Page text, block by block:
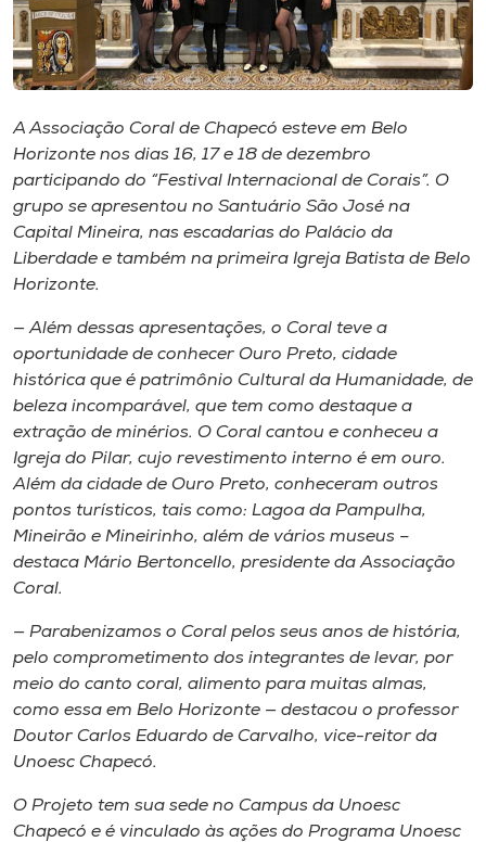
Rádio
Museu
Unoesc
Store
Selecione
A Associação Coral de Chapecó esteve em Belo
Horizonte nos dias 16, 17 e 18 de dezembro
participando do “Festival Internacional de Corais”. O
grupo se apresentou no Santuário São José na
Capital Mineira, nas escadarias do Palácio da
Liberdade e também na primeira Igreja Batista de Belo
Horizonte.
— Além dessas apresentações, o Coral teve a
oportunidade de conhecer Ouro Preto, cidade
histórica que é patrimônio Cultural da Humanidade, de
beleza incomparável, que tem como destaque a
extração de minérios. O Coral cantou e conheceu a
Igreja do Pilar, cujo revestimento interno é em ouro.
Além da cidade de Ouro Preto, conheceram outros
pontos turísticos, tais como: Lagoa da Pampulha,
Mineirão e Mineirinho, além de vários museus –
destaca Mário Bertoncello, presidente da Associação
Coral.
— Parabenizamos o Coral pelos seus anos de história,
pelo comprometimento dos integrantes de levar, por
meio do canto coral, alimento para muitas almas,
como essa em Belo Horizonte — destacou o professor
Doutor Carlos Eduardo de Carvalho, vice-reitor da
Unoesc Chapecó.
O Projeto tem sua sede no Campus da Unoesc
Chapecó e é vinculado às ações do Programa Unoesc